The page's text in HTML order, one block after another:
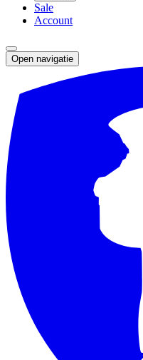
Sale
Account
Open navigatie